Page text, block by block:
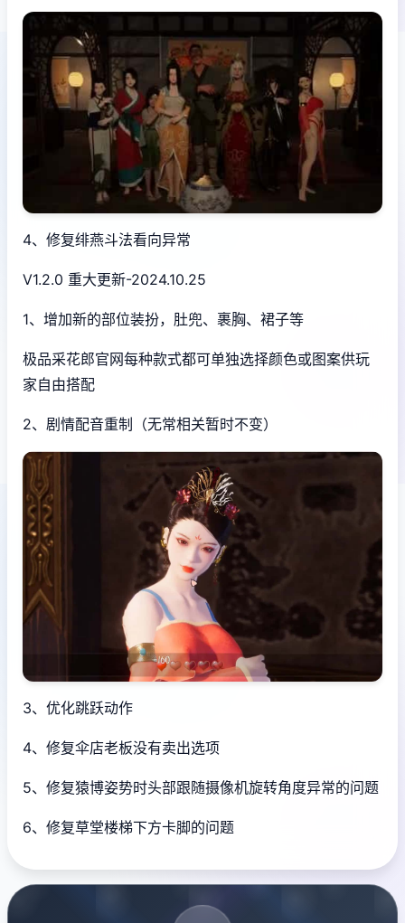
4、修复绯燕斗法看向异常
V1.2.0 重大更新-2024.10.25
1、增加新的部位装扮，肚兜、裹胸、裙子等
极品采花郎官网每种款式都可单独选择颜色或图案供玩
家自由搭配
2、剧情配音重制（无常相关暂时不变）
3、优化跳跃动作
4、修复伞店老板没有卖出选项
5、修复猿博姿势时头部跟随摄像机旋转角度异常的问题
6、修复草堂楼梯下方卡脚的问题